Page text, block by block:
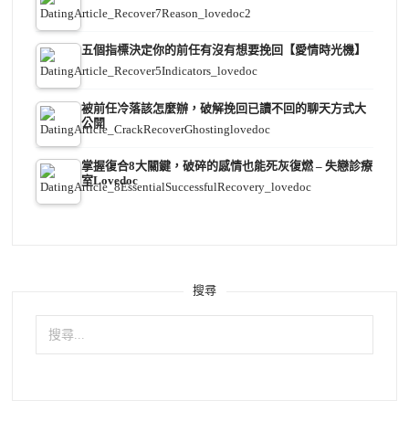
五個指標決定你的前任有沒有想要挽回【愛情時光機】
被前任冷落該怎麼辦，破解挽回已讀不回的聊天方式大
公開
掌握復合8大關鍵，破碎的感情也能死灰復燃 – 失戀診療
室Lovedoc
搜尋
搜
鍵